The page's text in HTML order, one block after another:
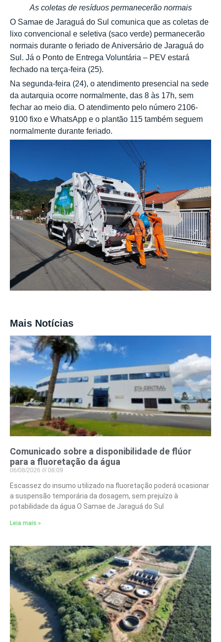
As coletas de resíduos permanecerão normais
O Samae de Jaraguá do Sul comunica que as coletas de
lixo convencional e seletiva (saco verde) permanecerão
normais durante o feriado de Aniversário de Jaraguá do
Sul. Já o Ponto de Entrega Voluntária – PEV estará
fechado na terça-feira (25).
Na segunda-feira (24), o atendimento presencial na sede
da autarquia ocorre normalmente, das 8 às 17h, sem
fechar ao meio dia. O atendimento pelo número 2106-
9100 fixo e WhatsApp e o plantão 115 também seguem
normalmente durante feriado.
Mais Notícias
Comunicado sobre a disponibilidade de flúor
para a fluoretação da água
06/08/2026 08:09
Escassez do insumo utilizado na fluoretação poderá ocasionar
a suspensão temporária da dosagem, sem prejuízo à
potabilidade da água O Samae de Jaraguá do Sul
Leia mais »